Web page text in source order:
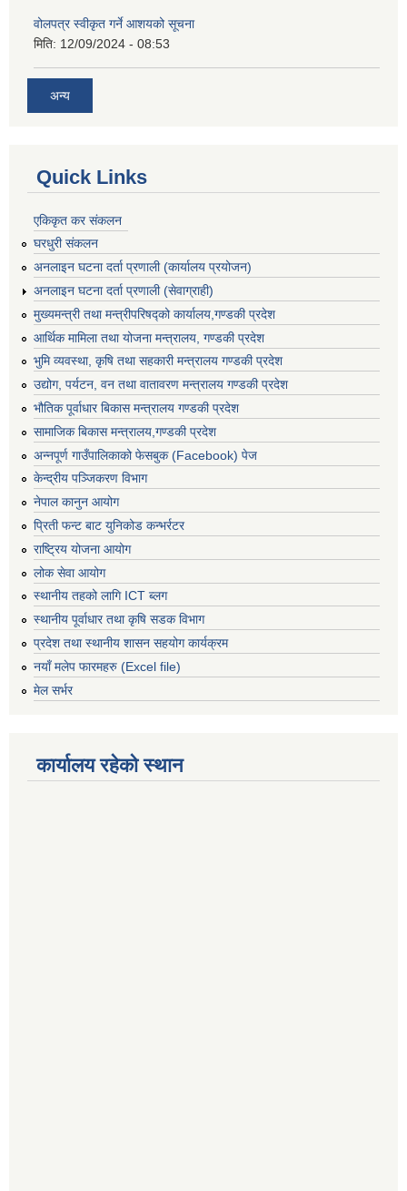
वोलपत्र स्वीकृत गर्ने आशयको सूचना
मिति: 12/09/2024 - 08:53
अन्य
Quick Links
एकिकृत कर संकलन
घरधुरी संकलन
अनलाइन घटना दर्ता प्रणाली (कार्यालय प्रयोजन)
अनलाइन घटना दर्ता प्रणाली (सेवाग्राही)
मुख्यमन्त्री तथा मन्त्रीपरिषद्को कार्यालय,गण्डकी प्रदेश
आर्थिक मामिला तथा योजना मन्त्रालय, गण्डकी प्रदेश
भुमि व्यवस्था, कृषि तथा सहकारी मन्त्रालय गण्डकी प्रदेश
उद्योग, पर्यटन, वन तथा वातावरण मन्त्रालय गण्डकी प्रदेश
भौतिक पूर्वाधार बिकास मन्त्रालय गण्डकी प्रदेश
सामाजिक बिकास मन्त्रालय,गण्डकी प्रदेश
अन्नपूर्ण गाउँपालिकाको फेसबुक (Facebook) पेज
केन्द्रीय पञ्जिकरण विभाग
नेपाल कानुन आयोग
प्रिती फन्ट बाट युनिकोड कन्भर्रटर
राष्ट्रिय योजना आयोग
लोक सेवा आयोग
स्थानीय तहको लागि ICT ब्लग
स्थानीय पूर्वाधार तथा कृषि सडक विभाग
प्रदेश तथा स्थानीय शासन सहयोग कार्यक्रम
नयाँ मलेप फारमहरु (Excel file)
मेल सर्भर
कार्यालय रहेको स्थान